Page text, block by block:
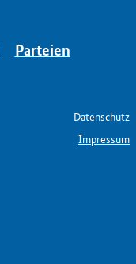
Parteien
Datenschutz
Impressum